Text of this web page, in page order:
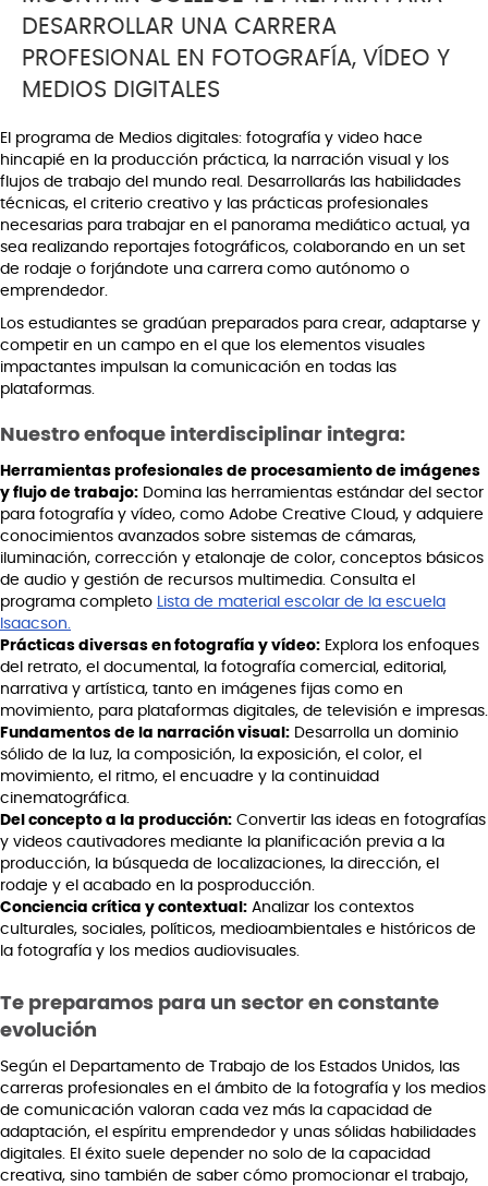
DESARROLLAR UNA CARRERA
PROFESIONAL EN FOTOGRAFÍA, VÍDEO Y
MEDIOS DIGITALES
El programa de Medios digitales: fotografía y video hace
hincapié en la producción práctica, la narración visual y los
flujos de trabajo del mundo real. Desarrollarás las habilidades
técnicas, el criterio creativo y las prácticas profesionales
necesarias para trabajar en el panorama mediático actual, ya
sea realizando reportajes fotográficos, colaborando en un set
de rodaje o forjándote una carrera como autónomo o
emprendedor.
Los estudiantes se gradúan preparados para crear, adaptarse y
competir en un campo en el que los elementos visuales
impactantes impulsan la comunicación en todas las
plataformas.
Nuestro enfoque interdisciplinar integra:
Herramientas profesionales de procesamiento de imágenes
y flujo de trabajo: Domina las herramientas estándar del sector
para fotografía y vídeo, como Adobe Creative Cloud, y adquiere
conocimientos avanzados sobre sistemas de cámaras,
iluminación, corrección y etalonaje de color, conceptos básicos
de audio y gestión de recursos multimedia. Consulta el
programa completo Lista de material escolar de la escuela
Isaacson.
Prácticas diversas en fotografía y vídeo: Explora los enfoques
del retrato, el documental, la fotografía comercial, editorial,
narrativa y artística, tanto en imágenes fijas como en
movimiento, para plataformas digitales, de televisión e impresas.
Fundamentos de la narración visual: Desarrolla un dominio
sólido de la luz, la composición, la exposición, el color, el
movimiento, el ritmo, el encuadre y la continuidad
cinematográfica.
Del concepto a la producción: Convertir las ideas en fotografías
y videos cautivadores mediante la planificación previa a la
producción, la búsqueda de localizaciones, la dirección, el
rodaje y el acabado en la posproducción.
Conciencia crítica y contextual: Analizar los contextos
culturales, sociales, políticos, medioambientales e históricos de
la fotografía y los medios audiovisuales.
Te preparamos para un sector en constante
evolución
Según el Departamento de Trabajo de los Estados Unidos, las
carreras profesionales en el ámbito de la fotografía y los medios
de comunicación valoran cada vez más la capacidad de
adaptación, el espíritu emprendedor y unas sólidas habilidades
digitales. El éxito suele depender no solo de la capacidad
creativa, sino también de saber cómo promocionar el trabajo,